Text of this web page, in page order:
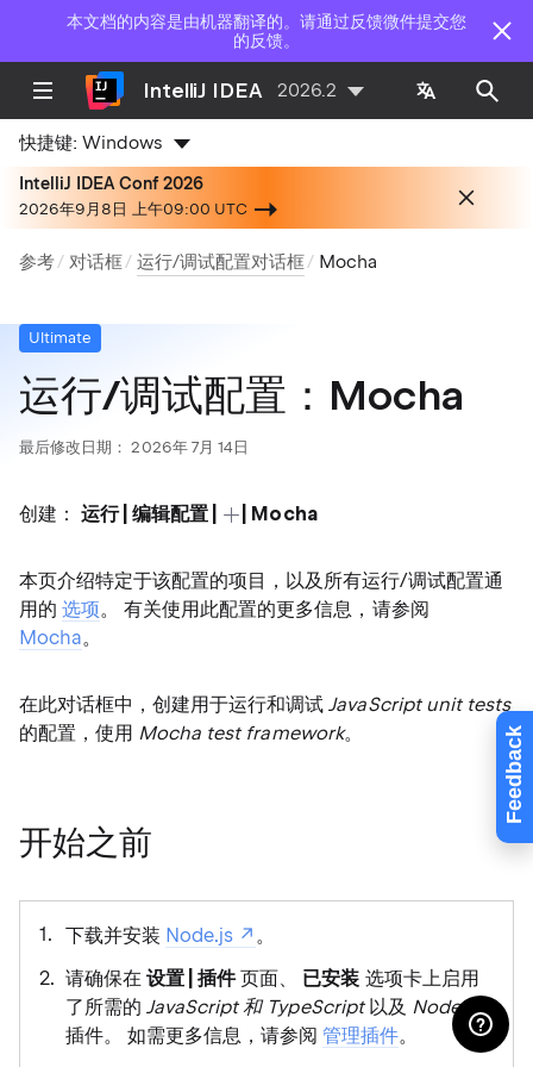
本文档的内容是由机器翻译的。请通过反馈微件提交您
的反馈。
Feedback
IntelliJ IDEA 2026.2
快捷键:Windows
IntelliJ IDEA Conf 2026
2026年9月8日 上午09:00 UTC
参考 对话框 运行/调试配置对话框 Mocha
Ultimate
运行/调试配置：Mocha
最后修改日期： 2026年 7月 14日
创建：运行 | 编辑配置 | | Mocha
本页介绍特定于该配置的项目，以及所有运行/调试配置通
用的选项。 有关使用此配置的更多信息，请参阅
Mocha。
在此对话框中，创建用于运行和调试JavaScript unit tests
的配置，使用 Mocha test framework。
开始之前
下载并安装 Node.js
。
请确保在设置 | 插件页面、 已安装 选项卡上启用
了所需的JavaScript 和 TypeScript以及 Node.js
插件。 如需更多信息，请参阅管理插件。